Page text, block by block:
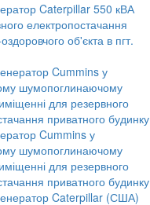
Caterpillar 550 кВА
електропостачання
об'єкта в пгт.
Cummins у
шумопоглинаючому
для резервного
приватного будинку